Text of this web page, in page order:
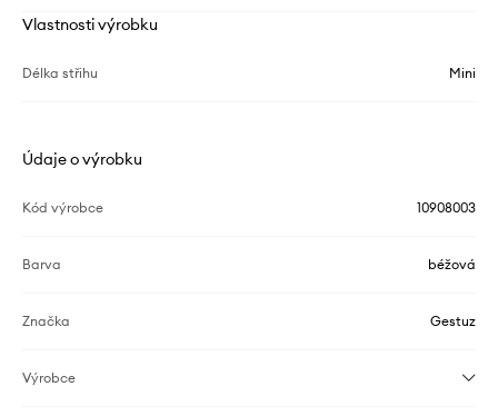
Vlastnosti výrobku
Délka střihu Mini
Údaje o výrobku
Kód výrobce 10908003
Barva béžová
Značka Gestuz
Výrobce